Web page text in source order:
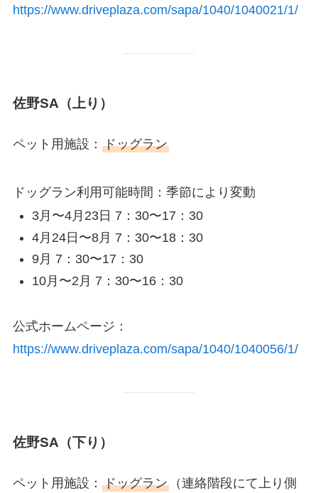
https://www.driveplaza.com/sapa/1040/1040021/1/
佐野SA（上り）
ペット用施設： ドッグラン
ドッグラン利用可能時間：季節により変動
3月〜4月23日 7：30〜17：30
4月24日〜8月 7：30〜18：30
9月 7：30〜17：30
10月〜2月 7：30〜16：30
公式ホームページ：
https://www.driveplaza.com/sapa/1040/1040056/1/
佐野SA（下り）
ペット用施設： ドッグラン（連絡階段にて 上り側